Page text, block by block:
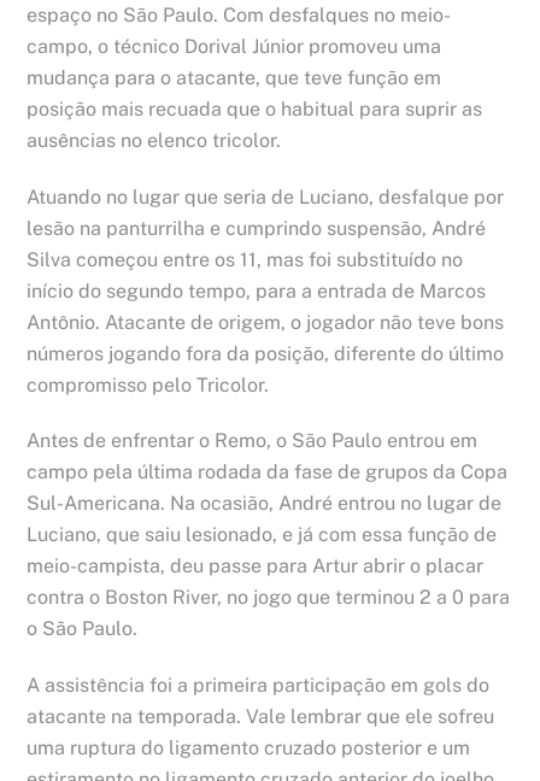
espaço no São Paulo. Com desfalques no meio-
campo, o técnico Dorival Júnior promoveu uma
mudança para o atacante, que teve função em
posição mais recuada que o habitual para suprir as
ausências no elenco tricolor.
Atuando no lugar que seria de Luciano, desfalque por
lesão na panturrilha e cumprindo suspensão, André
Silva começou entre os 11, mas foi substituído no
início do segundo tempo, para a entrada de Marcos
Antônio. Atacante de origem, o jogador não teve bons
números jogando fora da posição, diferente do último
compromisso pelo Tricolor.
Antes de enfrentar o Remo, o São Paulo entrou em
campo pela última rodada da fase de grupos da Copa
Sul-Americana. Na ocasião, André entrou no lugar de
Luciano, que saiu lesionado, e já com essa função de
meio-campista, deu passe para Artur abrir o placar
contra o Boston River, no jogo que terminou 2 a 0 para
o São Paulo.
A assistência foi a primeira participação em gols do
atacante na temporada. Vale lembrar que ele sofreu
uma ruptura do ligamento cruzado posterior e um